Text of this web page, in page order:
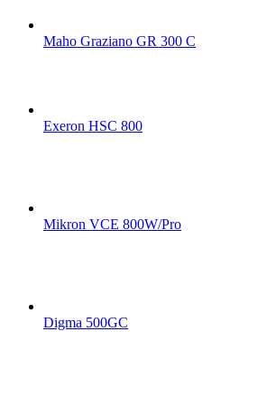
Maho Graziano GR 300 C
Exeron HSC 800
Mikron VCE 800W/Pro
Digma 500GC